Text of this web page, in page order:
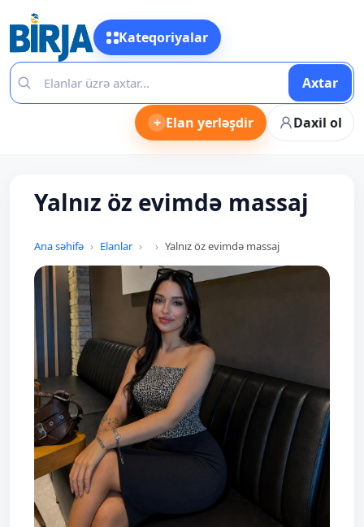
Kateqoriyalar
Axtar
+ Elan yerləşdir Daxil ol
Yalnız öz evimdə massaj
Ana səhifə Elanlar Yalnız öz evimdə massaj